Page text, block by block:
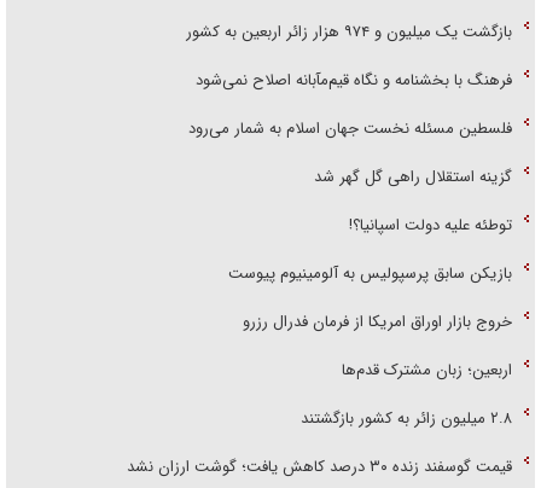
بازگشت یک میلیون و ۹۷۴ هزار زائر اربعین به کشور
فرهنگ با بخشنامه و نگاه قیم‌مآبانه اصلاح نمی‌شود
فلسطین مسئله نخست جهان اسلام به شمار می‌رود
گزینه استقلال راهی گل گهر شد
توطئه علیه دولت اسپانیا؟!
بازیکن سابق پرسپولیس به آلومینیوم پیوست
خروج بازار اوراق امریکا از فرمان فدرال رزرو
اربعین؛ زبان مشترک قدم‌ها
۲.۸ میلیون زائر به کشور بازگشتند
قیمت گوسفند زنده ۳۰ درصد کاهش یافت؛ گوشت ارزان نشد